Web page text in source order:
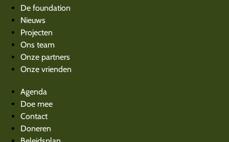
De foundation
Nieuws
Projecten
Ons team
Onze partners
Onze vrienden
Agenda
Doe mee
Contact
Doneren